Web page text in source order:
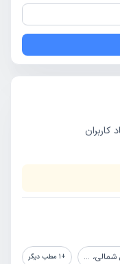
کاربران
چهارم، واحد16 +
1 مطب دیگر